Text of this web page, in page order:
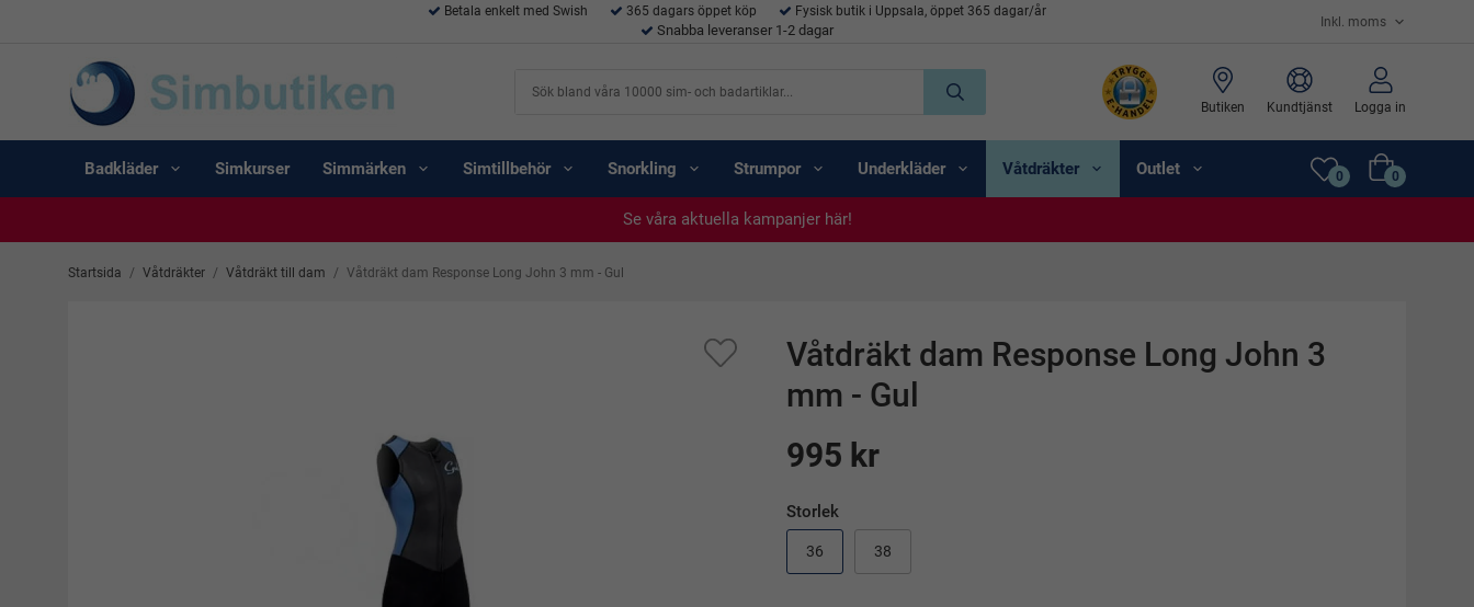
Betala enkelt med Swish 365 dagars öppet köp Fysisk butik i Uppsala, öppet 365 dagar/år
Snabba leveranser 1-2 dagar
Butiken Kundtjänst Logga in
Badkläder Simkurser Simmärken Simtillbehör Snorkling Strumpor Underkläder Våtdräkter Outlet 0 0
Se våra aktuella kampanjer här!
Se våra aktuella kampanjer här!
Se våra aktuella kampanjer här!
Se våra aktuella kampanjer här!
Se våra aktuella kampanjer här!
Startsida / Våtdräkter / Våtdräkt till dam / Våtdräkt dam Response Long John 3 mm - Gul
Våtdräkt dam Response Long John 3
mm - Gul
995 kr
Storlek
36 38